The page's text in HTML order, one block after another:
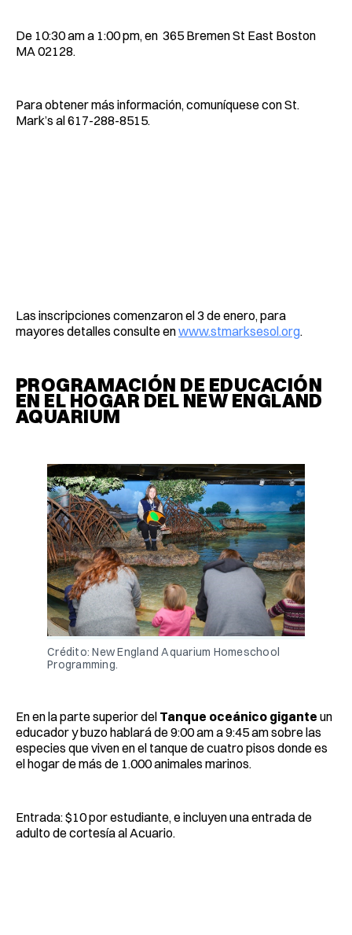
De 10:30 am a 1:00 pm, en 365 Bremen St East Boston
MA 02128.
Para obtener más información, comuníquese con St.
Mark’s al 617-288-8515.
Las inscripciones comenzaron el 3 de enero, para
mayores detalles consulte enwww.stmarksesol.org.
PROGRAMACIÓN DE EDUCACIÓN
EN EL HOGAR DEL NEW ENGLAND
AQUARIUM
Crédito: New England Aquarium Homeschool
Programming.
En en la parte superior del Tanque oceánico gigante un
educador y buzo hablará de 9:00 am a 9:45 am sobre las
especies que viven en el tanque de cuatro pisos donde es
el hogar de más de 1.000 animales marinos.
Entrada: $10 por estudiante, e incluyen una entrada de
adulto de cortesía al Acuario.